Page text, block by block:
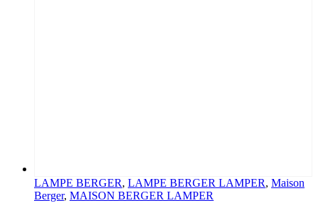
LAMPE BERGER, LAMPE BERGER LAMPER, Maison
Berger, MAISON BERGER LAMPER